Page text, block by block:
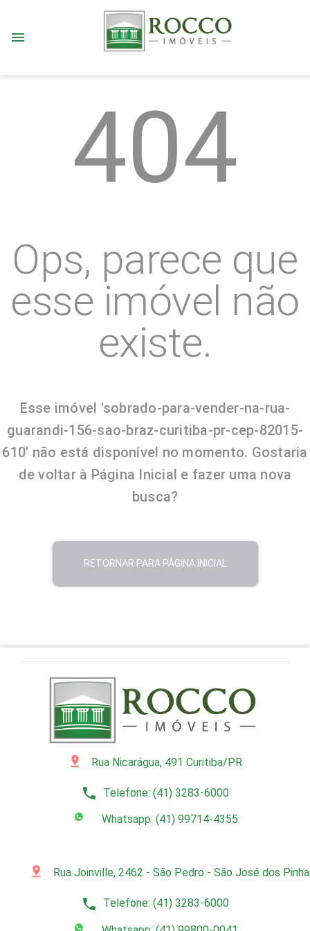
menu
pin_drop Rua Nicarágua, 491 Curitiba/PR
phone Telefone: (41) 3283-6000
Whatsapp: (41) 99714-4355
pin_drop Rua Joinville, 2462 - São Pedro - São José dos
phone Telefone: (41) 3283-6000
404
Ops, parece que
esse imóvel não
existe.
Esse imóvel 'sobrado-para-vender-na-rua-
guarandi-156-sao-braz-curitiba-pr-cep-82015-
610' não está disponível no momento. Gostaria
de voltar à Página Inicial e fazer uma nova
busca?
RETORNAR PARA PÁGINA INICIAL